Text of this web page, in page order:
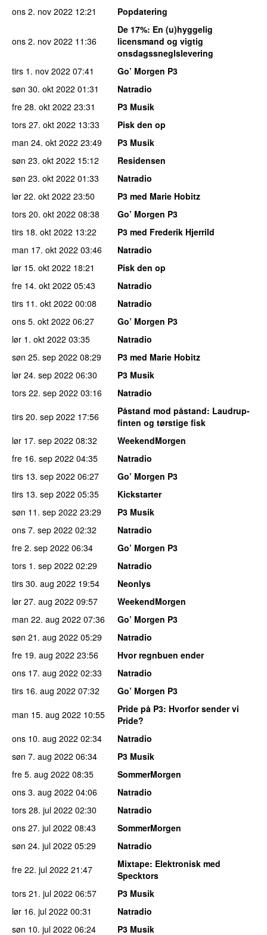
ons 2. nov 2022 12:21 Popdatering
ons 2. nov 2022 11:36
De 17%: En (u)hyggelig
licensmand og vigtig
onsdagssneglslevering
tirs 1. nov 2022 07:41
Go’ Morgen P3
søn 30. okt 2022 01:31
Natradio
fre 28. okt 2022 23:31
P3 Musik
tors 27. okt 2022 13:33
Pisk den op
man 24. okt 2022 23:49
P3 Musik
søn 23. okt 2022 15:12
Residensen
søn 23. okt 2022 01:33
Natradio
lør 22. okt 2022 23:50
P3 med Marie Hobitz
tors 20. okt 2022 08:38
Go’ Morgen P3
tirs 18. okt 2022 13:22
P3 med Frederik Hjerrild
man 17. okt 2022 03:46
Natradio
lør 15. okt 2022 18:21
Pisk den op
fre 14. okt 2022 05:43
Natradio
tirs 11. okt 2022 00:08
Natradio
ons 5. okt 2022 06:27
Go’ Morgen P3
lør 1. okt 2022 03:35
Natradio
søn 25. sep 2022 08:29
P3 med Marie Hobitz
lør 24. sep 2022 06:30
P3 Musik
tors 22. sep 2022 03:16
Natradio
tirs 20. sep 2022 17:56 Påstand mod påstand: Laudrup-
finten og tørstige fisk
lør 17. sep 2022 08:32
WeekendMorgen
fre 16. sep 2022 04:35
Natradio
tirs 13. sep 2022 06:27
Go’ Morgen P3
tirs 13. sep 2022 05:35
Kickstarter
søn 11. sep 2022 23:29
P3 Musik
ons 7. sep 2022 02:32
Natradio
fre 2. sep 2022 06:34
Go’ Morgen P3
tors 1. sep 2022 02:29
Natradio
tirs 30. aug 2022 19:54
Neonlys
lør 27. aug 2022 09:57
WeekendMorgen
man 22. aug 2022 07:36
Go’ Morgen P3
søn 21. aug 2022 05:29
Natradio
fre 19. aug 2022 23:56
Hvor regnbuen ender
ons 17. aug 2022 02:33
Natradio
tirs 16. aug 2022 07:32
Go’ Morgen P3
man 15. aug 2022 10:55 Pride på P3: Hvorfor sender vi
Pride?
ons 10. aug 2022 02:34
Natradio
søn 7. aug 2022 06:34
P3 Musik
fre 5. aug 2022 08:35
SommerMorgen
ons 3. aug 2022 04:06
Natradio
tors 28. jul 2022 02:30
Natradio
ons 27. jul 2022 08:43
SommerMorgen
søn 24. jul 2022 05:29
Natradio
fre 22. jul 2022 21:47 Mixtape: Elektronisk med
Specktors
tors 21. jul 2022 06:57
P3 Musik
lør 16. jul 2022 00:31
Natradio
søn 10. jul 2022 06:24 P3 Musik